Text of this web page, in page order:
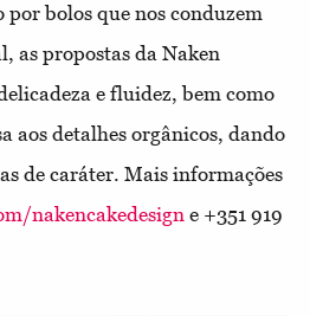
por bolos que nos conduzem
as propostas da Naken
e fluidez, bem como
aos detalhes orgânicos, dando
de caráter. Mais informações
nakencakedesign e +351 919